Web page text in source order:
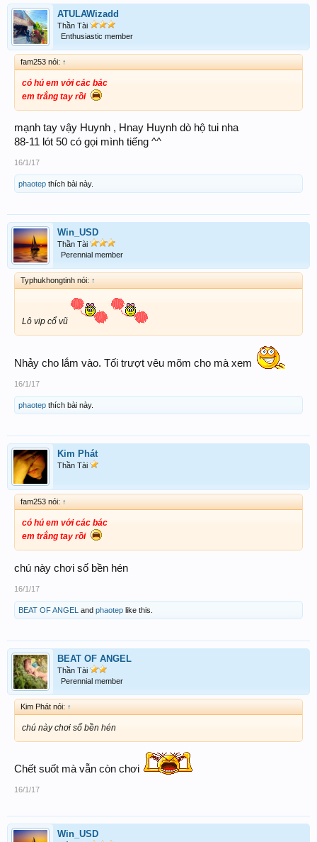
ATULAWizadd
Thần Tài
Enthusiastic member
fam253 nói: ↑
có hú em với các bác
em trắng tay rồi
mạnh tay vậy Huynh , Hnay Huynh dò hộ tui nha
88-11 lót 50 có gọi mình tiếng ^^
16/1/17
phaotep thích bài này.
Win_USD
Thần Tài
Perennial member
Typhukhongtinh nói: ↑
Lô vip cổ vũ
Nhảy cho lắm vào. Tối trượt vêu mõm cho mà xem
16/1/17
phaotep thích bài này.
Kim Phát
Thần Tài
fam253 nói: ↑
có hú em với các bác
em trắng tay rồi
chú này chơi số bền hén
16/1/17
BEAT OF ANGEL and phaotep like this.
BEAT OF ANGEL
Thần Tài
Perennial member
Kim Phát nói: ↑
chú này chơi số bền hén
Chết suốt mà vẫn còn chơi
16/1/17
Win_USD